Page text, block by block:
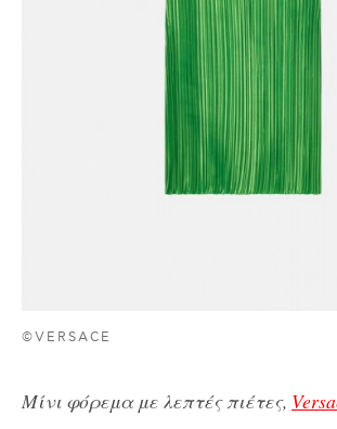
©VERSACE
Μίνι φόρεμα με λεπτές πιέτες,